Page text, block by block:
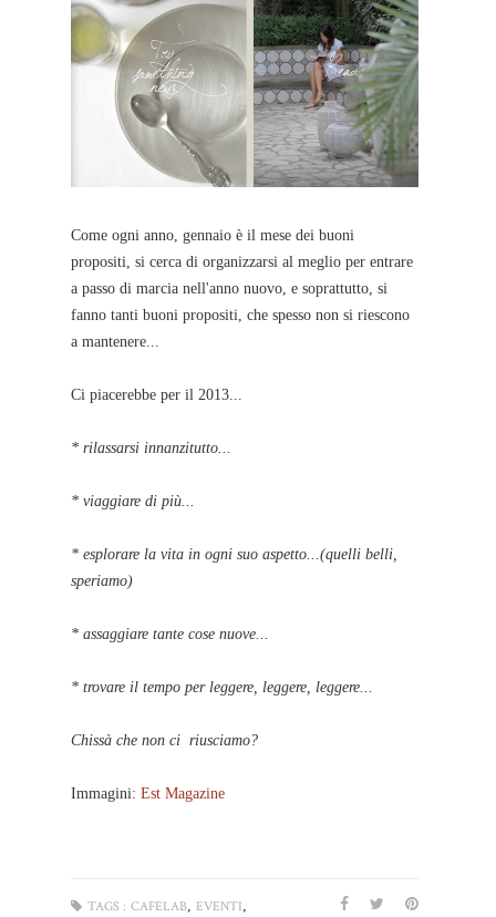
Come ogni anno, gennaio è il mese dei buoni
propositi, si cerca di organizzarsi al meglio per entrare
a passo di marcia nell'anno nuovo, e soprattutto, si
fanno tanti buoni propositi, che spesso non si riescono
a mantenere...
Ci piacerebbe per il 2013...
* rilassarsi innanzitutto...
* viaggiare di più...
* esplorare la vita in ogni suo aspetto...(quelli belli,
speriamo)
* assaggiare tante cose nuove...
* trovare il tempo per leggere, leggere, leggere...
Chissà che non ci riusciamo?
Immagini: Est Magazine
TAGS : CAFELAB, EVENTI,